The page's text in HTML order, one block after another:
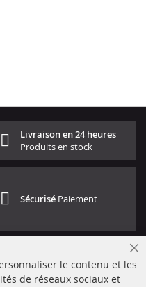
Livraison en 24 heures
Produits en stock
Sécurisé Paiement
le contenu et les
de réseaux sociaux et